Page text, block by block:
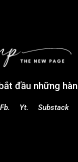
đầu những
Fb. Yt. Substack